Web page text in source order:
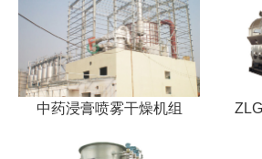
中药浸膏喷雾干燥机组